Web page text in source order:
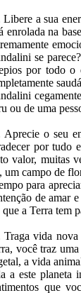
Libere a sua
enrolada na
se
por todo o
ou de uma
Aprecie o seu
por tudo
valor, muitas
um campo de
para
de amar
que a Terra tem
Traga vida
você traz
a vida
a este planeta
que